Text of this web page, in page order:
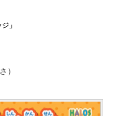
」
）